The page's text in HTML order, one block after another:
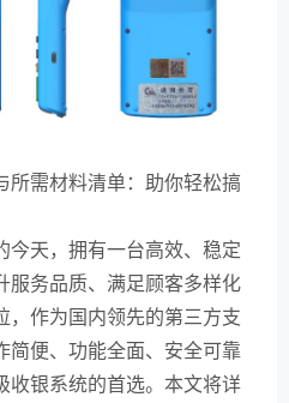
所需材料清单：助你轻松搞
今天，拥有一台高效、稳定
服务品质、满足顾客多样化
，作为国内领先的第三方支
简便、功能全面、安全可靠
收银系统的首选。本文将详